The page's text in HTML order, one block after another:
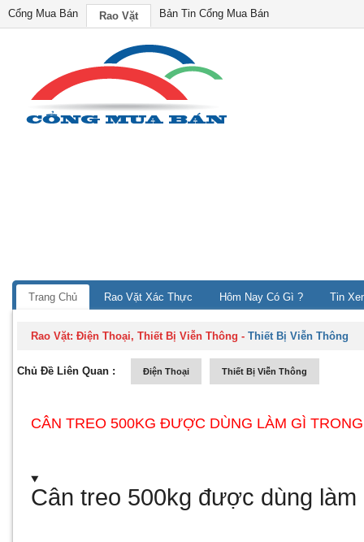
Cổng Mua Bán Rao Vặt Bản Tin Cổng Mua Bán
Trang Chủ Rao Vặt Xác Thực Hôm Nay Có Gì ? Tin
Rao Vặt:Điện Thoại, Thiết Bị Viễn Thông -Thiết Bị Viễn Thông
Chủ Đề Liên Quan : Điện Thoại Thiết Bị Viễn Thông
CÂN TREO 500KG ĐƯỢC DÙNG LÀM GÌ
Cân treo 500kg được dùng